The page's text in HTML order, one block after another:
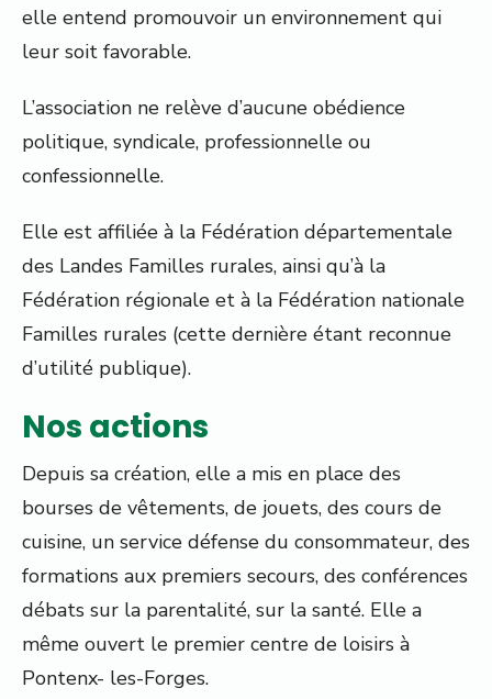
elle entend promouvoir un environnement qui
leur soit favorable.
L’association ne relève d’aucune obédience
politique, syndicale, professionnelle ou
confessionnelle.
Elle est affiliée à la Fédération départementale
des Landes Familles rurales, ainsi qu’à la
Fédération régionale et à la Fédération nationale
Familles rurales (cette dernière étant reconnue
d’utilité publique).
Nos actions
Depuis sa création, elle a mis en place des
bourses de vêtements, de jouets, des cours de
cuisine, un service défense du consommateur, des
formations aux premiers secours, des conférences
débats sur la parentalité, sur la santé. Elle a
même ouvert le premier centre de loisirs à
Pontenx- les-Forges.